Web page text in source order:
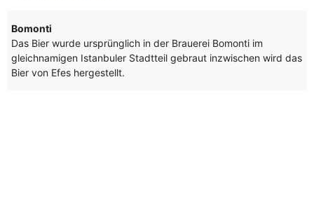
Bomonti
Das Bier wurde ursprünglich in der Brauerei Bomonti im
gleichnamigen Istanbuler Stadtteil gebraut inzwischen wird das
Bier von Efes hergestellt.